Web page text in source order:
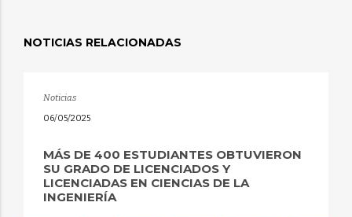
NOTICIAS RELACIONADAS
Noticias
06/05/2025
MÁS DE 400 ESTUDIANTES OBTUVIERON
SU GRADO DE LICENCIADOS Y
LICENCIADAS EN CIENCIAS DE LA
INGENIERÍA